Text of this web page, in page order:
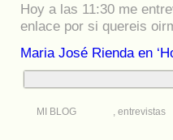
Hoy a las 11:30 me
enlace por si quereis
Maria José Rienda en
MI BLOG entrevistas